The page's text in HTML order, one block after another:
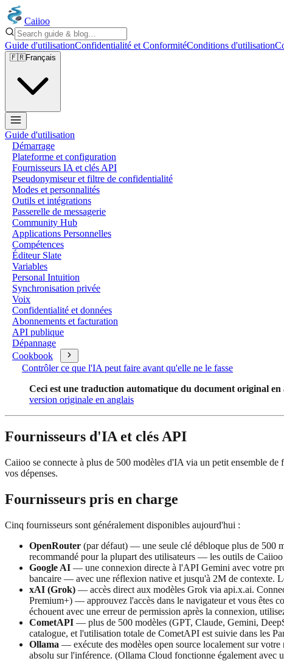
Caiioo
Guide d'utilisationConfidentialité et ConformitéConditions d'utilisation
🇫🇷Français
Guide d'utilisation
Démarrage
Plateforme et configuration
Fournisseurs IA et clés API
Pseudonymiseur et filtre de confidentialité
Modes et personnalités
Outils et intégrations
Passerelle de messagerie
Community Hub
Applications Personnelles
Compétences
Éditeur Slate
Variables
Personal Intuition
Synchronisation privée
Voix
Confidentialité et données
Abonnements et facturation
API publique
Dépannage
Cookbook
Contrôler ce que l'IA peut faire avant qu'elle ne le fasse
Ceci est une traduction automatique du document original
version originale en anglais
Fournisseurs d'IA et clés API
Caiioo se connecte à plus de 500 modèles d'IA via un petit ensemble
vos dépenses.
Fournisseurs pris en charge
Cinq fournisseurs sont généralement disponibles aujourd'hui :
OpenRouter (par défaut) — une seule clé débloque plus de 500
recommandé pour la plupart des utilisateurs — les outils de
Google AI — une connexion directe à l'API Gemini avec votre
bancaire — avec une réflexion native et jusqu'à 2M de contexte.
xAI (Grok) — accès direct aux modèles Grok via api.x.ai.
Premium+) — approuvez l'accès dans le navigateur et vous êtes
échouent avec une erreur de permission après la connexion,
CometAPI — plus de 500 modèles (GPT, Claude, Gemini,
catalogue, et l'utilisation totale de CometAPI est suivie dans les
Ollama — exécute des modèles open source localement sur
absolu sur l'inférence. (Ollama Cloud fonctionne également avec